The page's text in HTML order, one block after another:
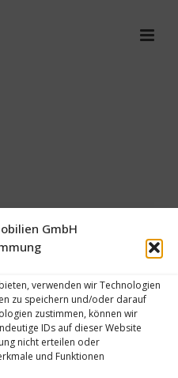
GmbH
verwenden wir Technologien
zu speichern und/oder darauf
zustimmen, können wir
IDs auf dieser Website
nicht erteilen oder
und Funktionen
2017 In